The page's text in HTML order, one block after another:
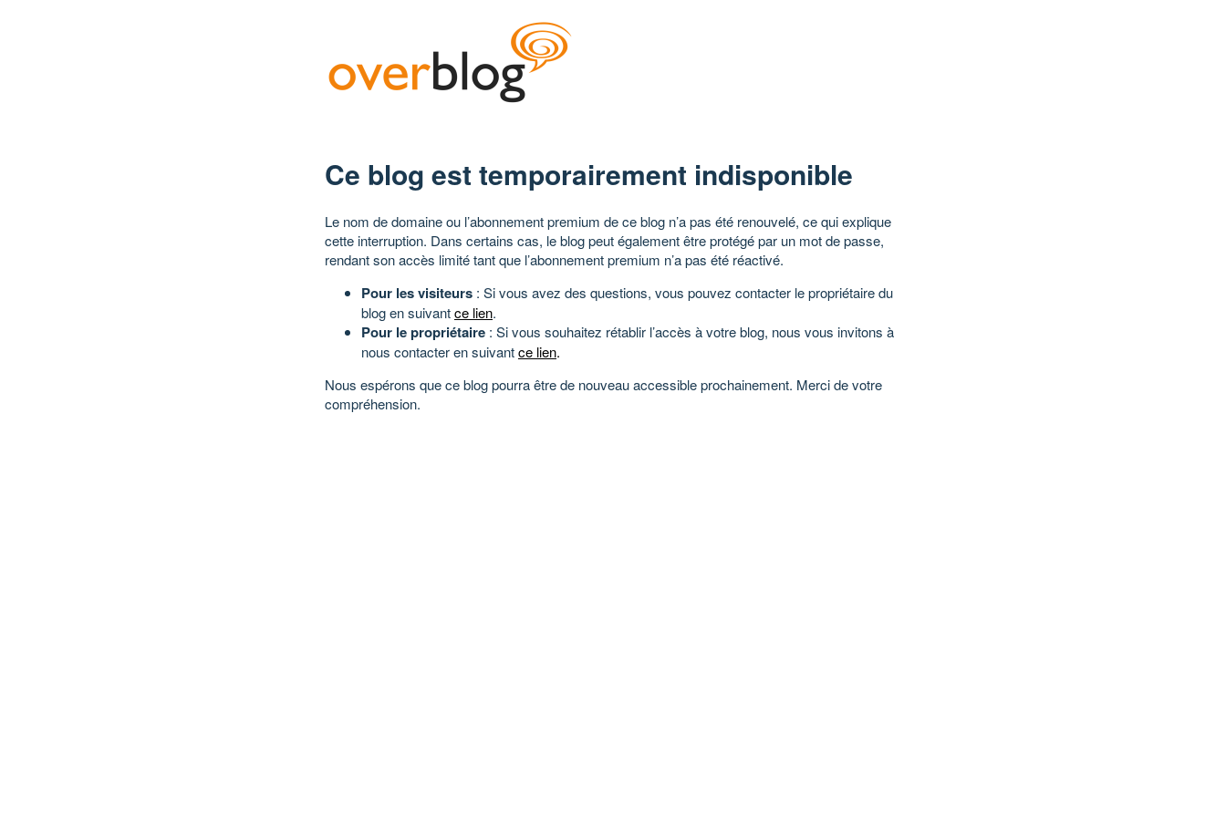
Ce blog est temporairement indisponible
Le nom de domaine ou l’abonnement premium de ce blog n’a pas été renouvelé, ce qui explique
cette interruption. Dans certains cas, le blog peut également être protégé par un mot de passe,
rendant son accès limité tant que l’abonnement premium n’a pas été réactivé.
Pour les visiteurs : Si vous avez des questions, vous pouvez contacter le propriétaire du
blog en suivantce lien.
Pour le propriétaire : Si vous souhaitez rétablir l’accès à votre blog, nous vous invitons à
nous contacter en suivantce lien.
Nous espérons que ce blog pourra être de nouveau accessible prochainement. Merci de votre
compréhension.